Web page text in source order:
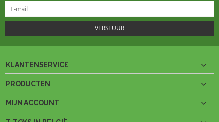
VERSTUUR
KLANTENSERVICE
PRODUCTEN
MIJN ACCOUNT